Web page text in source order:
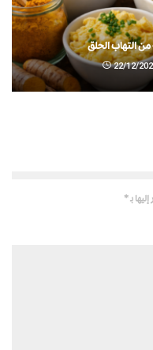
من التهاب الحلق
22/12/
بـ*